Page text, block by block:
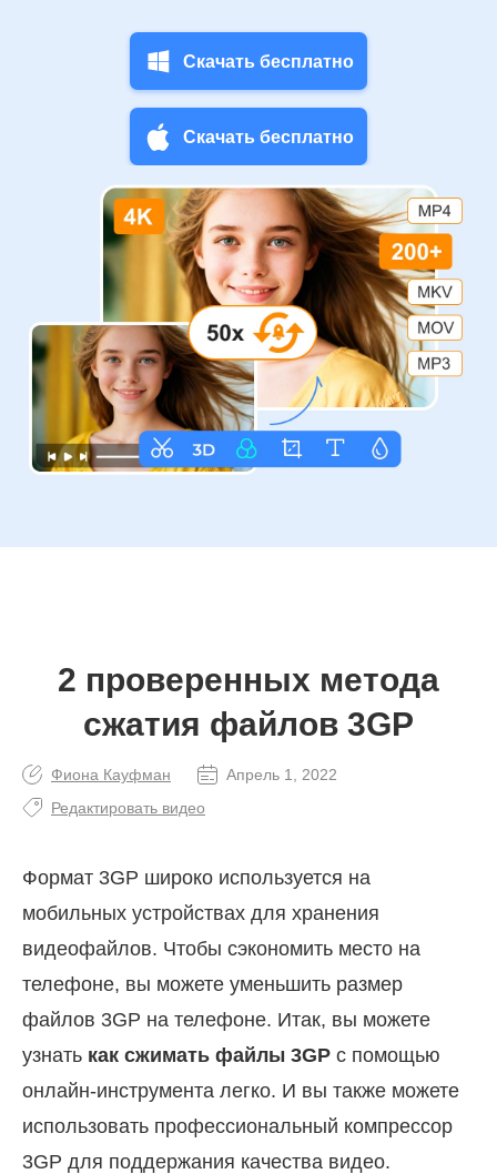
Скачать бесплатно
Скачать бесплатно
2 проверенных метода
сжатия файлов 3GP
Фиона Кауфман
Апрель 1, 2022
Редактировать видео
Формат 3GP широко используется на
мобильных устройствах для хранения
видеофайлов. Чтобы сэкономить место на
телефоне, вы можете уменьшить размер
файлов 3GP на телефоне. Итак, вы можете
узнать как сжимать файлы 3GP с помощью
онлайн-инструмента легко. И вы также можете
использовать профессиональный компрессор
3GP для поддержания качества видео.